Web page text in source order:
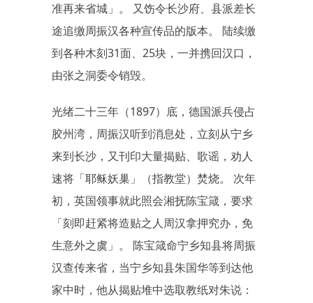
准再来省城」。 又饬令长沙府、县派差长
途追缴周振汉各种宣传品的版本。 陆续缴
到各种木刻31面、25块，一并携回汉口，
由张之洞委令销毁。
光绪二十三年（1897）底，德国派兵侵占
胶州湾，周振汉听到消息处，立刻从宁乡
来到长沙，又刊印大量揭贴、歌谣，劝人
速将「耶稣妖巢」（指教堂）焚烧。 次年
初，英国领事就此照会湘抚陈宝箴，要求
「刻即赶紧将造贴之人周汉拿押究办，免
生意外之虞」。 陈宝箴命宁乡知县将周振
汉查传来省，当宁乡知县朱国华等到达他
家中时，他从揭贴堆中选取教纸对朱说：